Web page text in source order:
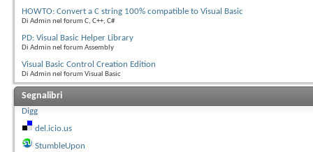
HOWTO: Convert a C string 100% compatible to Visual Basic
Di Admin nel forum C, C++, C#
PD: Visual Basic Helper Library
Di Admin nel forum Assembly
Visual Basic Control Creation Edition
Di Admin nel forum Visual Basic
Segnalibri
Digg
del.icio.us
StumbleUpon